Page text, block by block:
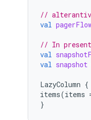
//
val
// In
val
val snapshot
LazyColumn {
items(items
}